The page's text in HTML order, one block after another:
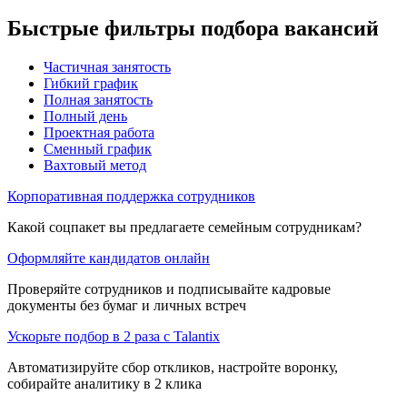
Быстрые фильтры подбора вакансий
Частичная занятость
Гибкий график
Полная занятость
Полный день
Проектная работа
Сменный график
Вахтовый метод
Корпоративная поддержка сотрудников
Какой соцпакет вы предлагаете семейным сотрудникам?
Оформляйте кандидатов онлайн
Проверяйте сотрудников и подписывайте кадровые
документы без бумаг и личных встреч
Ускорьте подбор в 2 раза с Talantix
Автоматизируйте сбор откликов, настройте воронку,
собирайте аналитику в 2 клика